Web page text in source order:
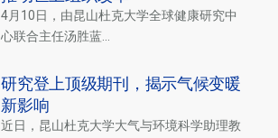
4月10日，由昆山杜克大学全球健康研究中
心联合主任汤胜蓝...
研究登上顶级期刊，揭示气候变暖
新影响
近日，昆山杜克大学大气与环境科学助理教